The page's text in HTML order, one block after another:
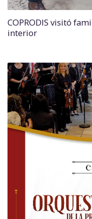
COPRODIS visitó
interior